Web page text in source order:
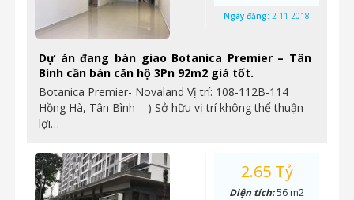
Dự án đang bàn giao Botanica Premier – Tân
Bình cần bán căn hộ 3Pn 92m2 giá tốt.
Botanica Premier- Novaland Vị trí: 108-112B-114
Hồng Hà, Tân Bình – ) Sở hữu vị trí không thể thuận
lợi…
Ngày đăng: 2-11-2018
2.65 Tỷ
Diện tích:56 m2